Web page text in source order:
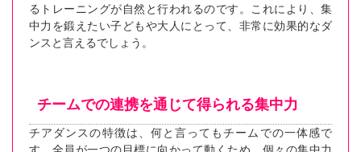
るトレーニングが自然と行われるのです。これにより、集
中力を鍛えたい子どもや大人にとって、非常に効果的なダ
ンスと言えるでしょう。
チームでの連携を通じて得られる集中力
チアダンスの特徴は、何と言ってもチームでの一体感で